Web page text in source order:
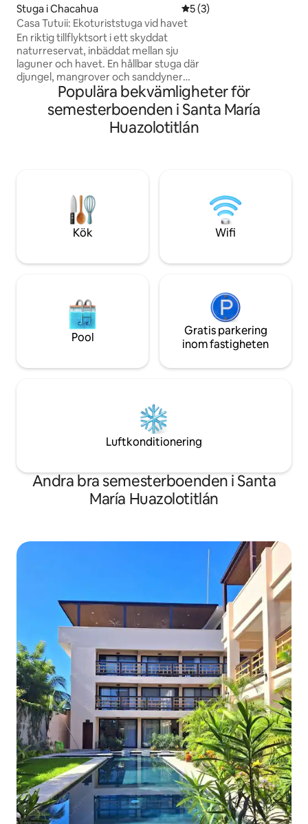
Stuga i Chacahua 5 av 5 i genomsnittligt
5 (3)
Casa Tutuii: Ekoturiststuga vid havet
En riktig tillflyktsort i ett skyddat
naturreservat, inbäddat mellan sju
laguner och havet. En hållbar stuga där
djungel, mangrover och sanddyner
möts. Bo bland 850 arter: sköldpaddor,
fåglar, myror, grävlingar, krokodiler,
myggor, oceloter och valar. Obs:
Naturen bestämmer. Om du lämnar mat
vilt! En afrikansk safari mitt i Mexiko med
en del bekvämligheter.
Populära bekvämligheter för
semesterboenden i Santa María
Huazolotitlán
Kök Wifi
Pool
Gratis parkering
inom fastigheten
Luftkonditionering
Andra bra semesterboenden i Santa
María Huazolotitlán